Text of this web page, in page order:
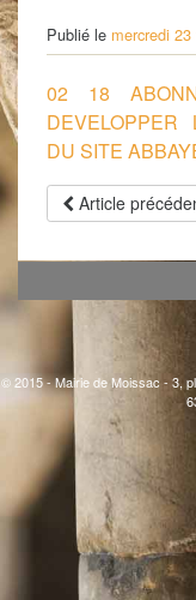
Publié le mercredi
02 18
DEVELOPPER
DU SITE
Article
© 2015 - Mairie de Moissac - 3,